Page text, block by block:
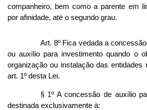
companheiro, bem como a parente em
por afinidade, até o segundo grau.
Art. 8º Fica vedada a
ou auxílio para investimento quando o
organização ou instalação das entidades
art. 1º desta Lei.
§ 1º A concessão de auxílio
destinada exclusivamente à: